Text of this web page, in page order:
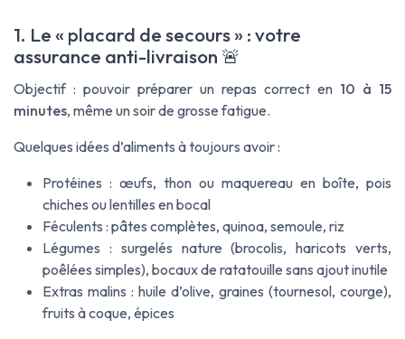
1. Le « placard de secours » : votre
assurance anti-livraison 🚨
Objectif : pouvoir préparer un repas correct en 10 à 15
minutes, même un soir de grosse fatigue.
Quelques idées d’aliments à toujours avoir :
Protéines : œufs, thon ou maquereau en boîte, pois
chiches ou lentilles en bocal
Féculents : pâtes complètes, quinoa, semoule, riz
Légumes : surgelés nature (brocolis, haricots verts,
poêlées simples), bocaux de ratatouille sans ajout inutile
Extras malins : huile d’olive, graines (tournesol, courge),
fruits à coque, épices